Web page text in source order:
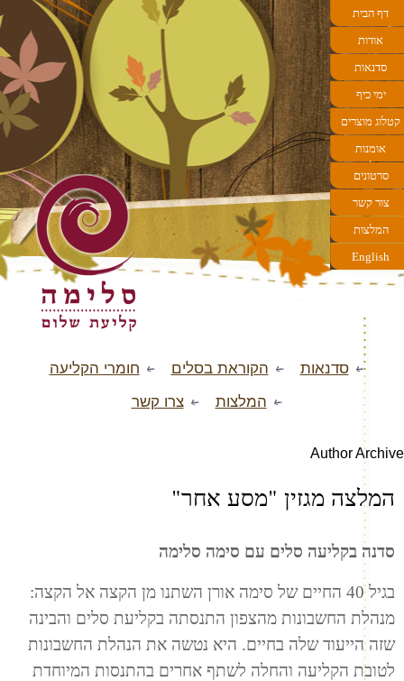
דף הבית
אודות
סדנאות
ימי כיף
קטלוג מוצרים
אומנות
הקליעה
סרטונים
צור קשר
המלצות
English
סדנאות הקוראת בסלים
חומרי הקליעה
המלצות
צרו קשר
Author Archive
המלצה מגזין "מסע אחר"
סדנה בקליעה סלים עם סימה סלימה
בגיל 40 החיים של סימה אורן השתנו מן הקצה אל הקצה:
מנהלת החשבונות מהצפון התנסתה בקליעת סלים והבינה
שזה הייעוד שלה בחיים. היא נטשה את הנהלת החשבונות
לטובת הקליעה והחלה לשתף אחרים בהתנסות המיוחדת